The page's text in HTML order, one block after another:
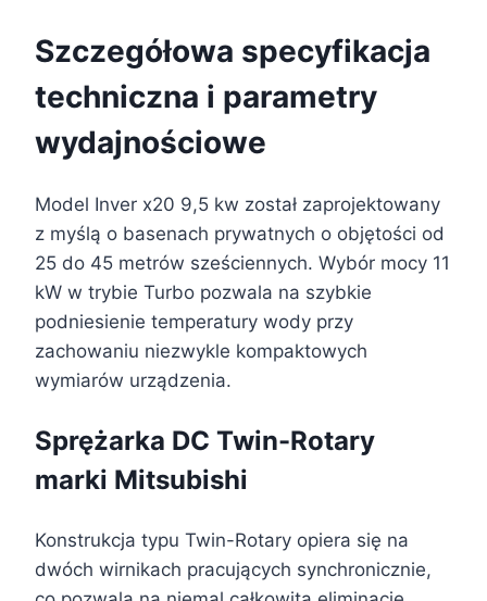
Szczegółowa specyfikacja
techniczna i parametry
wydajnościowe
Model Inver x20 9,5 kw został zaprojektowany
z myślą o basenach prywatnych o objętości od
25 do 45 metrów sześciennych. Wybór mocy 11
kW w trybie Turbo pozwala na szybkie
podniesienie temperatury wody przy
zachowaniu niezwykle kompaktowych
wymiarów urządzenia.
Sprężarka DC Twin-Rotary
marki Mitsubishi
Konstrukcja typu Twin-Rotary opiera się na
dwóch wirnikach pracujących synchronicznie,